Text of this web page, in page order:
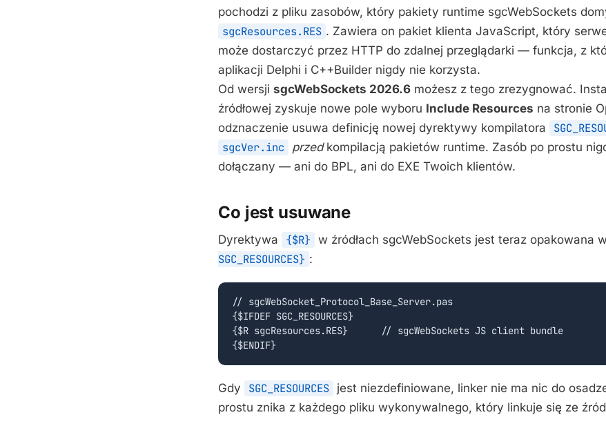
pochodzi z pliku zasobów, który pakiety runtime sgcWebSockets
sgcResources.RES . Zawiera on pakiet klienta JavaScript, który
może dostarczyć przez HTTP do zdalnej przeglądarki — funkcja, z
aplikacji Delphi i C++Builder nigdy nie korzysta.
Od wersji sgcWebSockets 2026.6 możesz z tego zrezygnować.
źródłowej zyskuje nowe pole wyboru Include Resources na stronie
odznaczenie usuwa definicję nowej dyrektywy kompilatora
sgcVer.inc przedkompilacją pakietów runtime. Zasób po prostu
dołączany — ani do BPL, ani do EXE Twoich klientów.
Co jest usuwane
Dyrektywa {$R} w źródłach sgcWebSockets jest teraz opakowana w
SGC_RESOURCES} :
// sgcWebSocket_Protocol_Base_Server.pas
{$IFDEF SGC_RESOURCES}
{$R sgcResources.RES}      // sgcWebSockets JS client bundle
{$ENDIF}
Gdy SGC_RESOURCES jest niezdefiniowane, linker nie ma nic do
prostu znika z każdego pliku wykonywalnego, który linkuje się ze